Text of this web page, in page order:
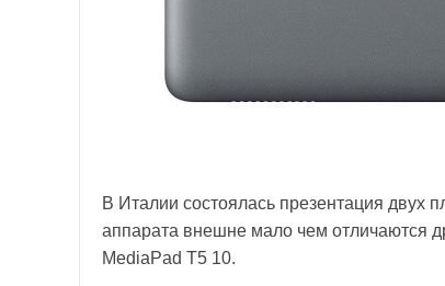
В Италии состоялась презентация двух
аппарата внешне мало чем отличаются
MediaPad T5 10.